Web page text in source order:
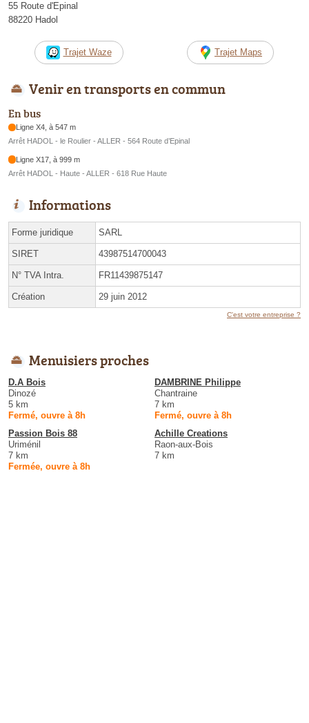
55 Route d'Epinal
88220 Hadol
Trajet Waze Trajet Maps
Venir en transports en commun
En bus
Ligne X4, à 547 m
Arrêt HADOL - le Roulier - ALLER - 564 Route d’Epinal
Ligne X17, à 999 m
Arrêt HADOL - Haute - ALLER - 618 Rue Haute
Informations
Forme juridique SARL
SIRET 43987514700043
N° TVA Intra. FR11439875147
Création 29 juin 2012
C'est votre entreprise ?
Menuisiers proches
D.A Bois
Dinozé
5 km
Fermé, ouvre à 8h
DAMBRINE Philippe
Chantraine
7 km
Fermé, ouvre à 8h
Passion Bois 88
Uriménil
7 km
Fermée, ouvre à 8h
Achille Creations
Raon-aux-Bois
7 km